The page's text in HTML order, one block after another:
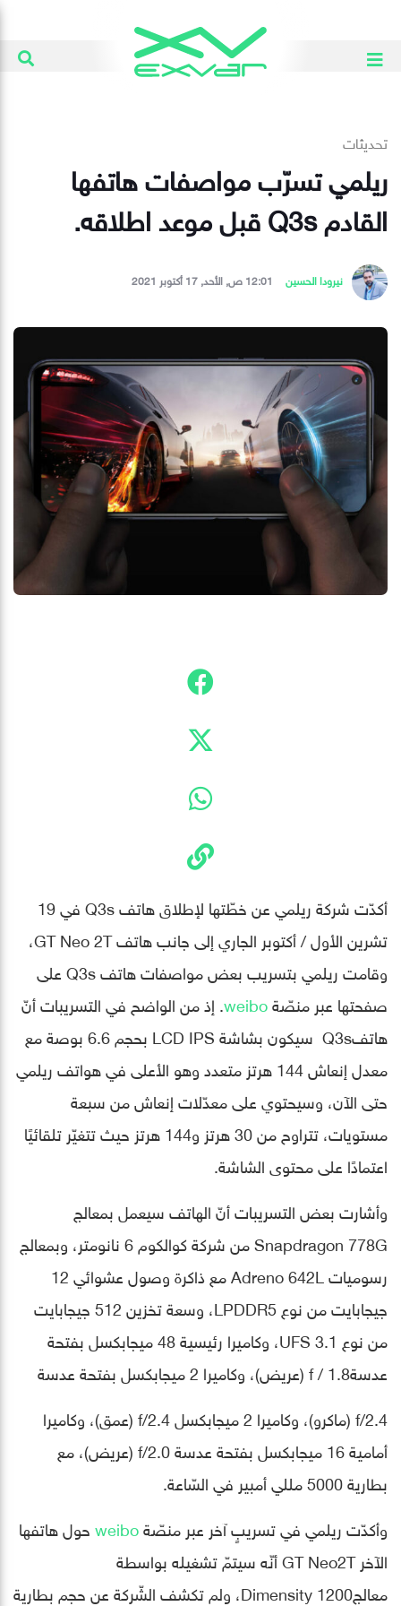
تحديثات
ريلمي تسرّب مواصفات هاتفها
القادم Q3s قبل موعد اطلاقه.
نيرودا الحسين 12:01 ص, الأحد, 17 أكتوبر 2021
أكدّت شركة ريلمي عن خطّتها لإطلاق هاتف Q3s في 19
تشرين الأول / أكتوبر الجاري إلى جانب هاتف GT Neo 2T،
وقامت ريلمي بتسريب بعض مواصفات هاتف Q3s على
صفحتها عبر منصّةweibo. إذ من الواضح في التسريبات أنّ
هاتفQ3s سيكون بشاشة LCD IPS بحجم 6.6 بوصة مع
معدل إنعاش 144 هرتز متعدد وهو الأعلى في هواتف ريلمي
حتى الآن، وسيحتوي على معدّلات إنعاش من سبعة
مستويات، تتراوح من 30 هرتز و144 هرتز حيث تتغيّر تلقائيًا
اعتمادًا على محتوى الشاشة.
وأشارت بعض التسريبات أنّ الهاتف سيعمل بمعالج
Snapdragon 778G من شركة كوالكوم 6 نانومتر، وبمعالج
رسوميات Adreno 642L مع ذاكرة وصول عشوائي 12
جيجابايت من نوع LPDDR5، وسعة تخزين 512 جيجابايت
من نوع UFS 3.1، وكاميرا رئيسية 48 ميجابكسل بفتحة
عدسةf / 1.8 (عريض)، وكاميرا 2 ميجابكسل بفتحة عدسة
f/2.4 (ماكرو)، وكاميرا 2 ميجابكسل f/2.4 (عمق)، وكاميرا
أمامية 16 ميجابكسل بفتحة عدسة f/2.0 (عريض)، مع
بطارية 5000 مللي أمبير في السّاعة.
وأكدّت ريلمي في تسريبٍ آخر عبر منصّةweiboحول هاتفها
الآخر GT Neo2T أنّه سيتمّ تشغيله بواسطة
معالجDimensity 1200، ولم تكشف الشّركة عن حجم بطارية